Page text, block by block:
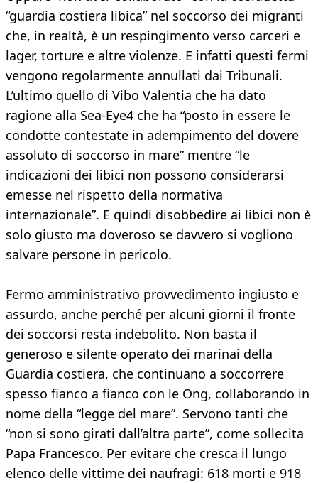
“guardia costiera libica” nel soccorso dei migranti
che, in realtà, è un respingimento verso carceri e
lager, torture e altre violenze. E infatti questi fermi
vengono regolarmente annullati dai Tribunali.
L’ultimo quello di Vibo Valentia che ha dato
ragione alla Sea-Eye4 che ha “posto in essere le
condotte contestate in adempimento del dovere
assoluto di soccorso in mare” mentre “le
indicazioni dei libici non possono considerarsi
emesse nel rispetto della normativa
internazionale”. E quindi disobbedire ai libici non è
solo giusto ma doveroso se davvero si vogliono
salvare persone in pericolo.
Fermo amministrativo provvedimento ingiusto e
assurdo, anche perché per alcuni giorni il fronte
dei soccorsi resta indebolito. Non basta il
generoso e silente operato dei marinai della
Guardia costiera, che continuano a soccorrere
spesso fianco a fianco con le Ong, collaborando in
nome della “legge del mare”. Servono tanti che
“non si sono girati dall’altra parte”, come sollecita
Papa Francesco. Per evitare che cresca il lungo
elenco delle vittime dei naufragi: 618 morti e 918